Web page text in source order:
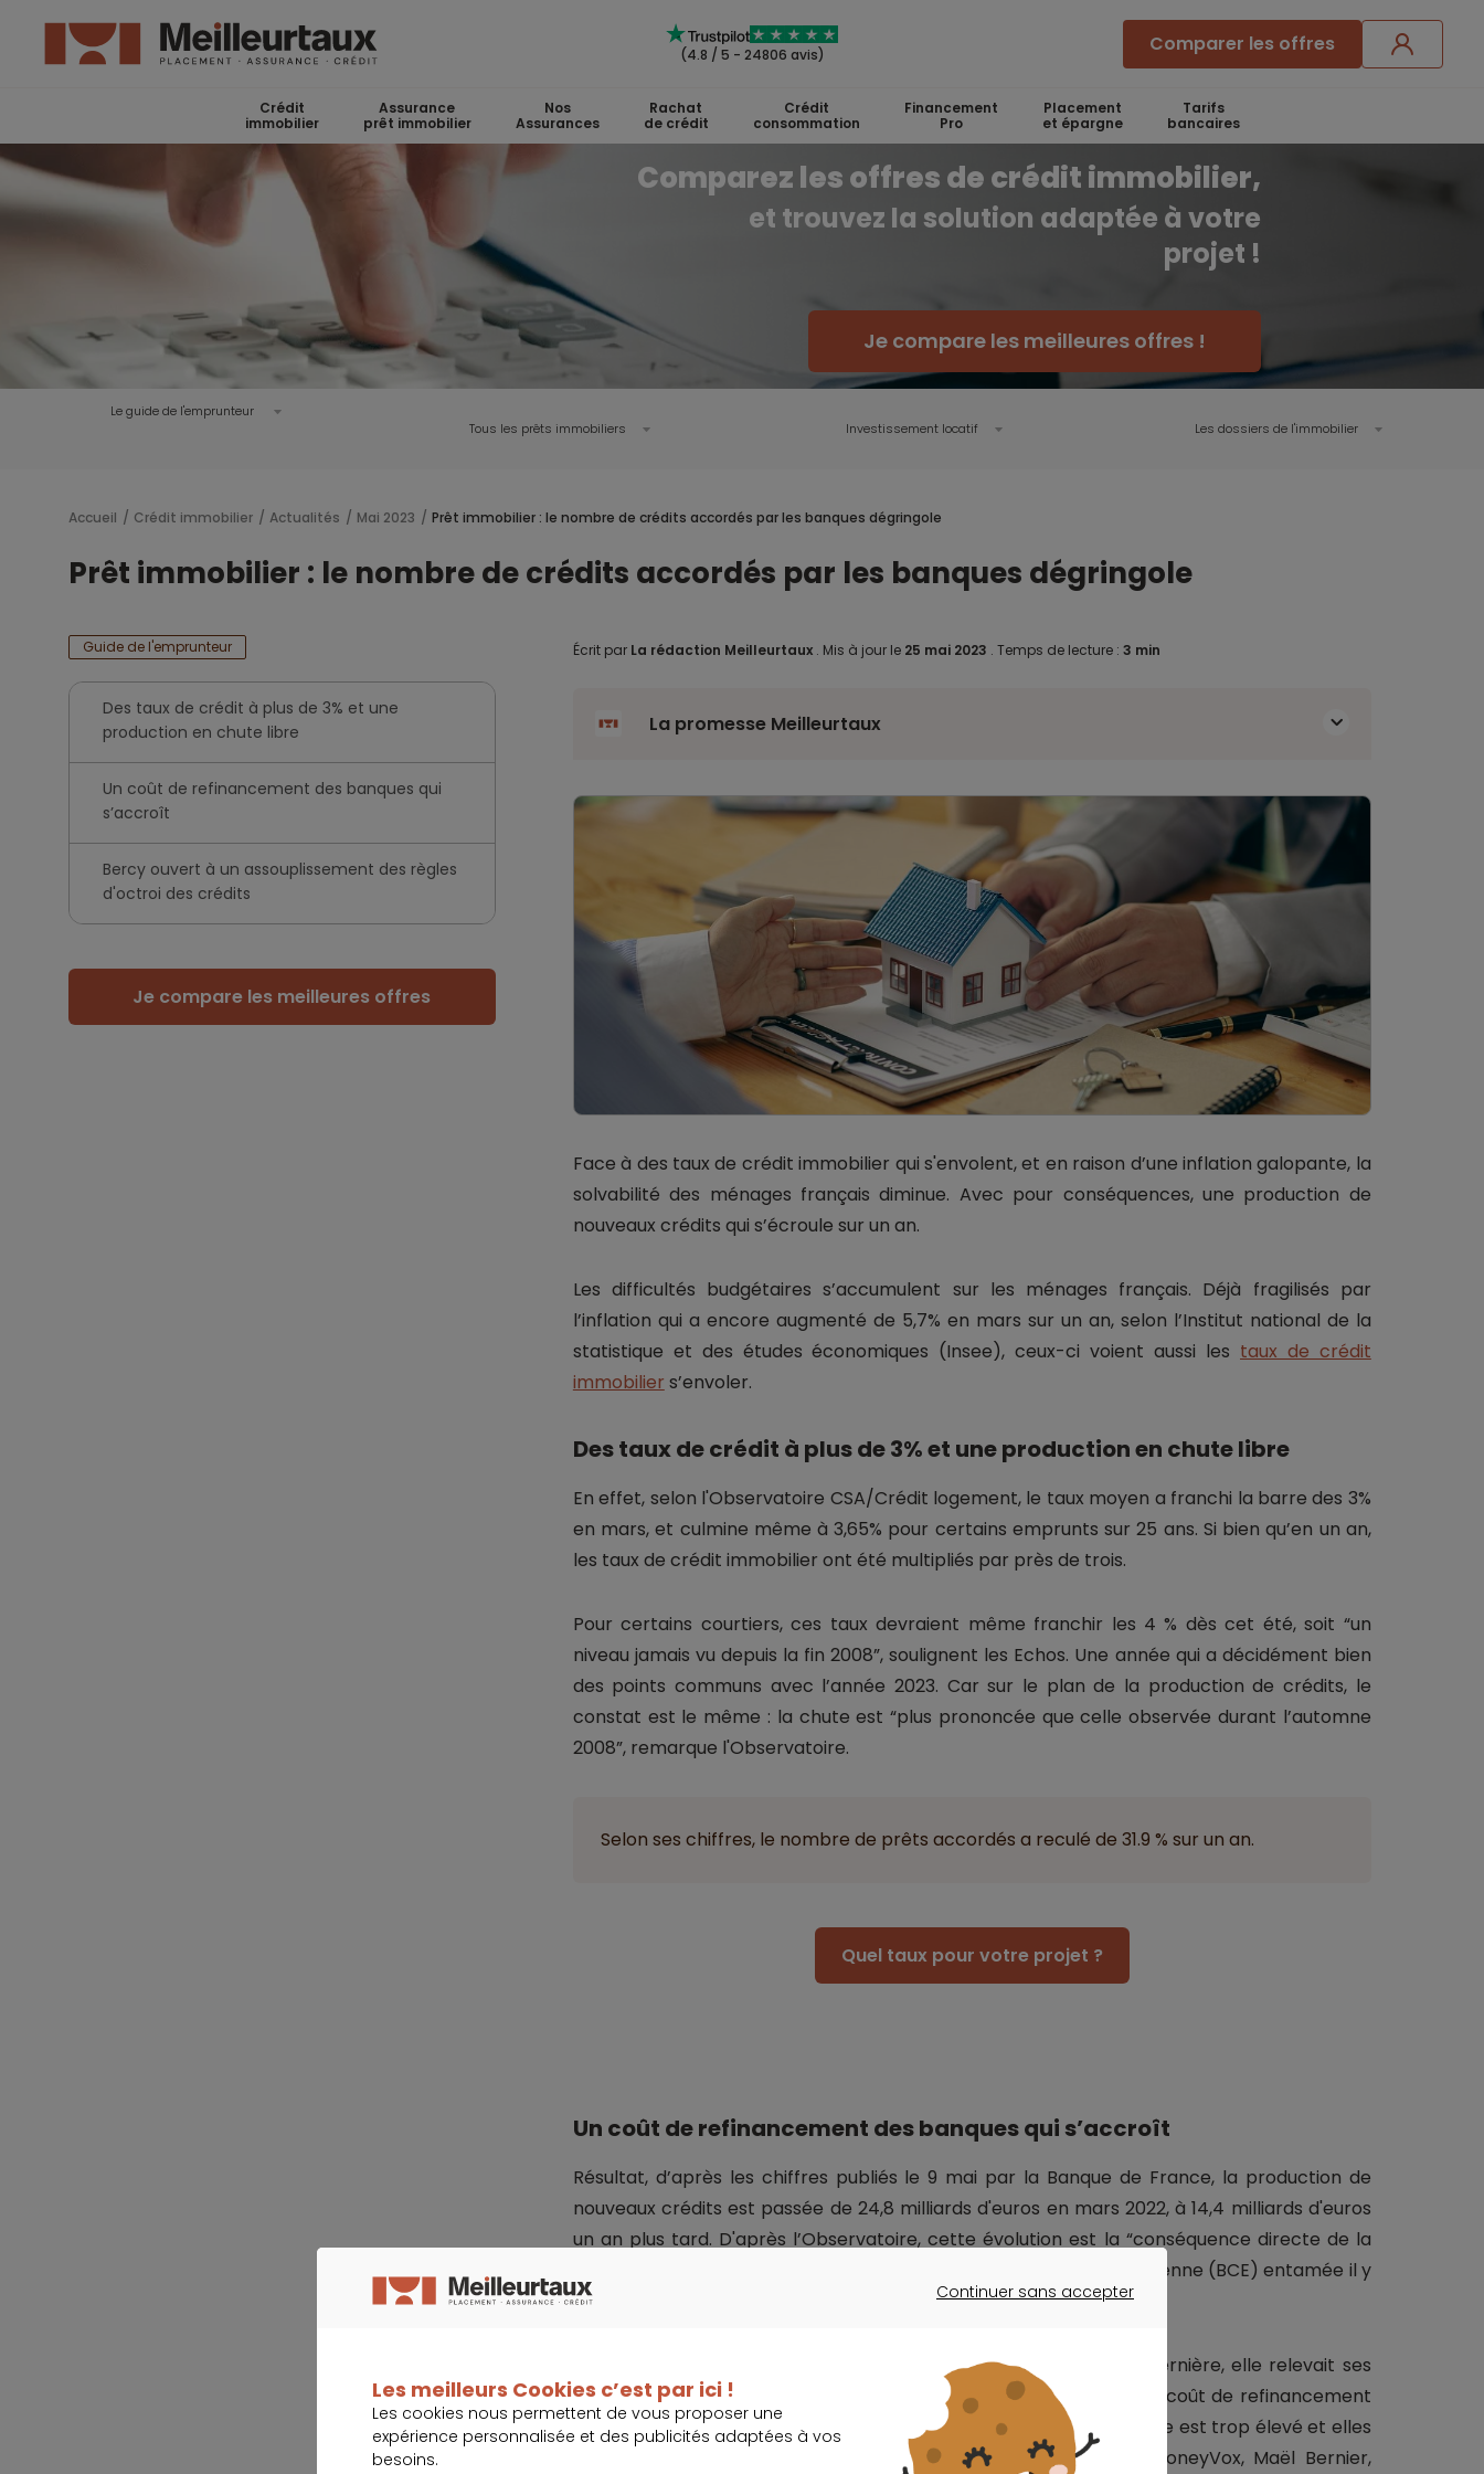
(4.8 / 5 - 24806 avis) Comparer les offres
Crédit
immobilier
Assurance
prêt immobilier
Nos
Assurances
Rachat
de crédit
Crédit
consommation
Financement
Pro
Placement
et épargne
Tarifs
bancaires
Comparez les offres de crédit immobilier,
et trouvez la solution adaptée à votre
projet !
Je compare les meilleures offres !
Le guide de l'emprunteur
Tous les prêts immobiliers
Investissement locatif Les dossiers de l'immobilier
Accueil Crédit immobilier Actualités Mai 2023 Prêt immobilier : le nombre de crédits accordés par les banques dégringole
Prêt immobilier : le nombre de crédits accordés par les banques dégringole
Guide de l'emprunteur
Des taux de crédit à plus de 3% et une
production en chute libre
Un coût de refinancement des banques qui
s’accroît
Bercy ouvert à un assouplissement des règles
d'octroi des crédits
Je compare les meilleures offres
Écrit par La rédaction Meilleurtaux . Mis à jour le 25 mai 2023 . Temps de lecture : 3 min
La promesse Meilleurtaux
Face à des taux de crédit immobilier qui s'envolent, et en raison d’une inflation galopante, la
solvabilité des ménages français diminue. Avec pour conséquences, une production de
nouveaux crédits qui s’écroule sur un an.
Les difficultés budgétaires s’accumulent sur les ménages français. Déjà fragilisés par
l’inflation qui a encore augmenté de 5,7% en mars sur un an, selon l’Institut national de la
statistique et des études économiques (Insee), ceux-ci voient aussi les taux de crédit
immobilier s’envoler.
Des taux de crédit à plus de 3% et une production en chute libre
En effet, selon l'Observatoire CSA/Crédit logement, le taux moyen a franchi la barre des 3%
en mars, et culmine même à 3,65% pour certains emprunts sur 25 ans. Si bien qu’en un an,
les taux de crédit immobilier ont été multipliés par près de trois.
Pour certains courtiers, ces taux devraient même franchir les 4 % dès cet été, soit “un
niveau jamais vu depuis la fin 2008”, soulignent les Echos. Une année qui a décidément bien
des points communs avec l’année 2023. Car sur le plan de la production de crédits, le
constat est le même : la chute est “plus prononcée que celle observée durant l’automne
2008”, remarque l'Observatoire.
Selon ses chiffres, le nombre de prêts accordés a reculé de 31.9 % sur un an.
Quel taux pour votre projet ?
Un coût de refinancement des banques qui s’accroît
Résultat, d’après les chiffres publiés le 9 mai par la Banque de France, la production de
nouveaux crédits est passée de 24,8 milliards d'euros en mars 2022, à 14,4 milliards d'euros
un an plus tard. D'après l’Observatoire, cette évolution est la “conséquence directe de la
politique de resserrement monétaire de la Banque centrale européenne (BCE) entamée il y
a près d'un an pour combattre l'inflation”.
Et l’institution ne s’est pas arrêtée là, puisqu'encore la semaine dernière, elle relevait ses
taux directeurs de 0,25 point de base. Avec pour conséquence, un coût de refinancement
des banques qui s’accroît. Dans ce contexte, “le coût de la ressource est trop élevé et elles
ne gagnent plus d'argent sur le crédit immobilier”, explique à MoneyVox, Maël Bernier,
Continuer sans accepter
Les meilleurs Cookies c’est par ici !
Les cookies nous permettent de vous proposer une
expérience personnalisée et des publicités adaptées à vos
besoins.